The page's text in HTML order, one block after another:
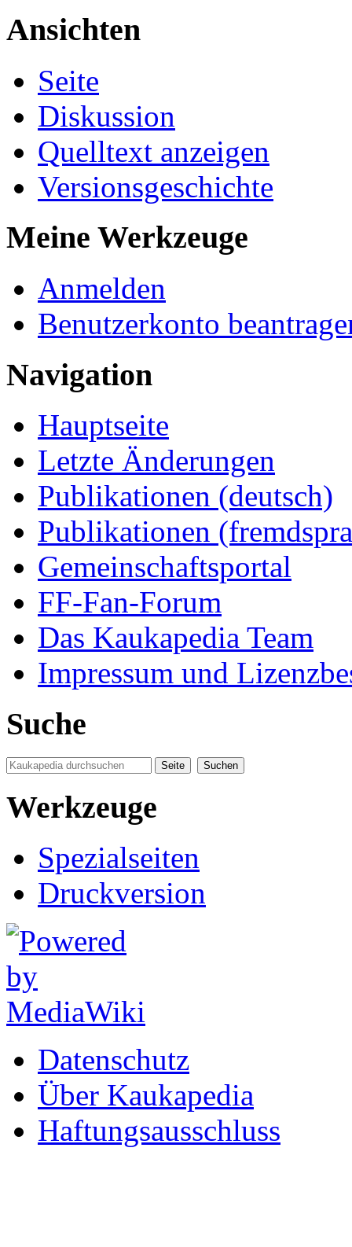
Ansichten
Seite
Diskussion
Quelltext anzeigen
Versionsgeschichte
Meine Werkzeuge
Anmelden
Benutzerkonto
Navigation
Hauptseite
Letzte Änderungen
Publikationen (deutsch)
Publikationen
Gemeinschaftsportal
FF-Fan-Forum
Das Kaukapedia Team
Impressum und
Suche
Werkzeuge
Spezialseiten
Druckversion
Datenschutz
Über Kaukapedia
Haftungsausschluss